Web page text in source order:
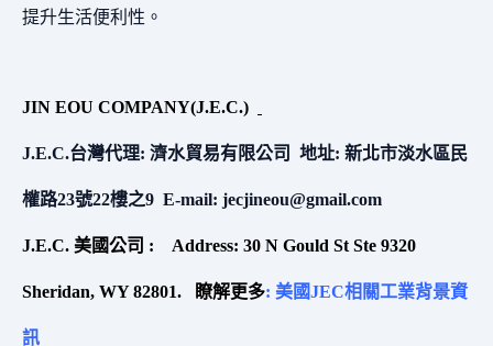
提升生活便利性。
JIN EOU COMPANY(J.E.C.)
J.E.C.台灣代理: 濟水貿易有限公司 地址: 新北市淡水區民
權路23號22樓之9 E-mail: jecjineou@gmail.com
J.E.C. 美國公司 : Address: 30 N Gould St Ste 9320
Sheridan, WY 82801. 瞭解更多: 美國JEC相關工業背景資
訊